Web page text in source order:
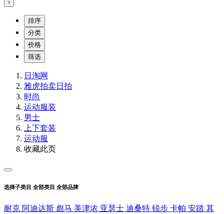
›
排序
分类
价格
筛选
日淘网
雅虎拍卖日拍
时尚
运动服装
男士
上下套装
运动服
收藏此页
选择子类目 全部类目 全部品牌
耐克 阿迪达斯 彪马 美津浓 亚瑟士 迪桑特 锐步 卡帕 安踏 其